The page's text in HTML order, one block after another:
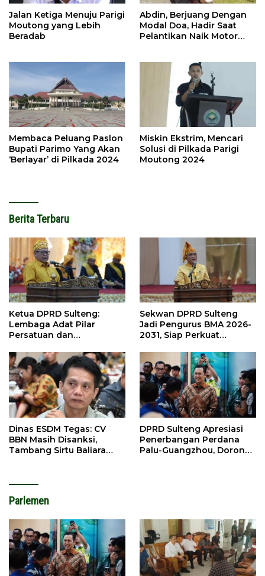
Jalan Ketiga Menuju Parigi
Moutong yang Lebih
Beradab
Abdin, Berjuang Dengan
Modal Doa, Hadir Saat
Pelantikan Naik Motor
Membaca Peluang Paslon
Bupati Parimo Yang Akan
‘Berlayar’ di Pilkada 2024
Miskin Ekstrim, Mencari
Solusi di Pilkada Parigi
Moutong 2024
Berita Terbaru
Ketua DPRD Sulteng:
Lembaga Adat Pilar
Persatuan dan
Sekwan DPRD Sulteng
Jadi Pengurus BMA 2026-
2031, Siap Perkuat
Dinas ESDM Tegas: CV
BBN Masih Disanksi,
Tambang Sirtu Baliara
DPRD Sulteng Apresiasi
Penerbangan Perdana
Palu-Guangzhou, Dorong
Parlemen